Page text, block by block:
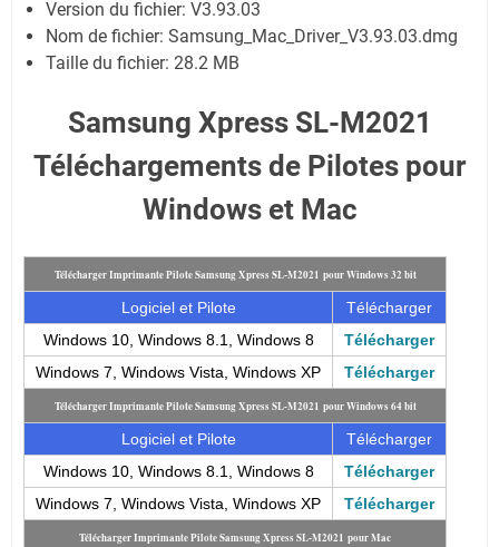
Version du fichier: V3.93.03
Nom de fichier: Samsung_Mac_Driver_V3.93.03.dmg
Taille du fichier: 28.2 MB
Samsung Xpress SL-M2021
Téléchargements de Pilotes pour
Windows et Mac
Télécharger Imprimante Pilote Samsung Xpress SL-M2021 pour Windows 32 bit
Logiciel et Pilote
Télécharger
Windows 10, Windows 8.1, Windows 8
Télécharger
Windows 7, Windows Vista, Windows XP
Télécharger
Télécharger Imprimante Pilote Samsung Xpress SL-M2021 pour Windows 64 bit
Logiciel et Pilote
Télécharger
Windows 10, Windows 8.1, Windows 8
Télécharger
Windows 7, Windows Vista, Windows XP
Télécharger
Télécharger Imprimante Pilote Samsung Xpress SL-M2021 pour Mac